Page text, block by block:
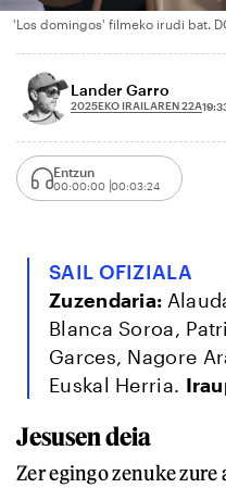
'Los domingos' filmeko irudi bat.
Lander Garro
2025EKO IRAILAREN 22A
Entzun
00:00:00 00:03:24
SAIL OFIZIALA
Zuzendaria:
Blanca Soroa,
Garces, Nagore
Euskal Herria.
Jesusen deia
Zer egingo zenuke